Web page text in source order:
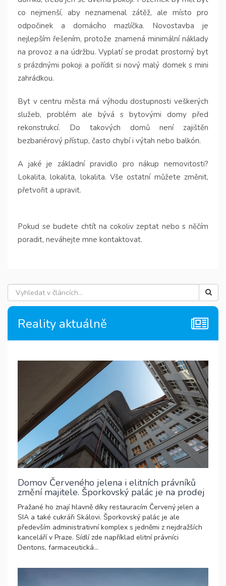
co nejmenší, aby neznamenal zátěž, ale místo pro
odpočinek a domácího mazlíčka. Novostavba je
nejlepším řešením, protože znamená minimální náklady
na provoz a na údržbu. Vyplatí se prodat prostorný byt
s prázdnými pokoji a pořídit si nový malý domek s mini
zahrádkou.
Byt v centru města má výhodu dostupnosti veškerých
služeb, problém ale bývá s bytovými domy před
rekonstrukcí. Do takových domů není zajištěn
bezbariérový přístup, často chybí i výtah nebo balkón.
A jaké je základní pravidlo pro nákup nemovitosti?
Lokalita, lokalita, lokalita. Vše ostatní můžete změnit,
přetvořit a upravit.
Pokud se budete chtít na cokoliv zeptat nebo s něčím
poradit, neváhejte mne kontaktovat.
Reality aktuálně
Domov Červeného jelena i elitních právníků
změní majitele. Šporkovský palác je na prodej
Pražané ho znají hlavně díky restauracím Červený jelen a
SIA a také cukráři Skálovi. Šporkovský palác je ale
především administrativní komplex s jedněmi z nejdražších
kanceláří v Praze. Sídlí zde například elitní právníci
Dentons, farmaceutická...